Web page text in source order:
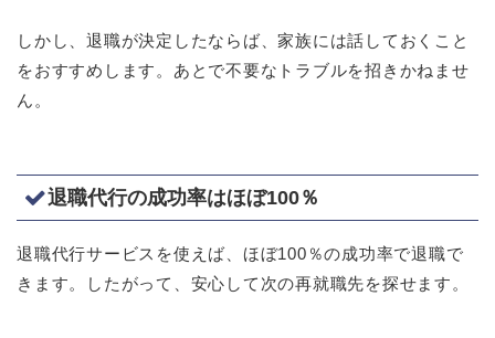
しかし、退職が決定したならば、家族には話しておくこと
をおすすめします。あとで不要なトラブルを招きかねませ
ん。
退職代行の成功率はほぼ100％
退職代行サービスを使えば、ほぼ100％の成功率で退職で
きます。したがって、安心して次の再就職先を探せます。